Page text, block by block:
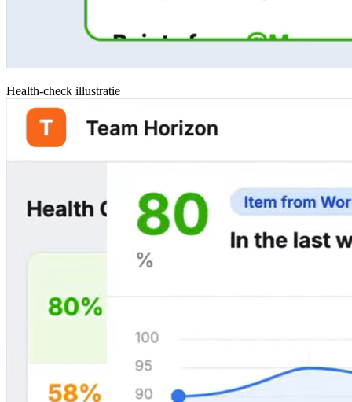
Health-check illustratie